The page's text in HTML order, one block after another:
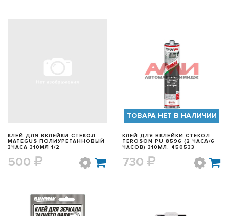
КЛЕЙ ДЛЯ ВКЛЕЙКИ СТЕКОЛ
MATEGUS ПОЛИУРЕТАННОВЫЙ
3ЧАСА 310МЛ 1/2
500
БЫСТРЫЙ ПРОСМОТР
ТОВАРА НЕТ В НАЛИЧИИ
КЛЕЙ ДЛЯ ВКЛЕЙКИ СТЕКОЛ
TEROSON PU 8596 (2 ЧАСА/6
ЧАСОВ) 310МЛ. 450533
730